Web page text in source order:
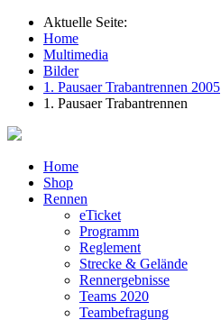
Aktuelle Seite:
Home
Multimedia
Bilder
1. Pausaer Trabantrennen 2005
1. Pausaer Trabantrennen
Home
Shop
Rennen
eTicket
Programm
Reglement
Strecke & Gelände
Rennergebnisse
Teams 2020
Teambefragung